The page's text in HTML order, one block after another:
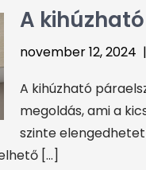
A
november 12, 2024 |
A kihúzható
megoldás, ami a
szinte
[…]